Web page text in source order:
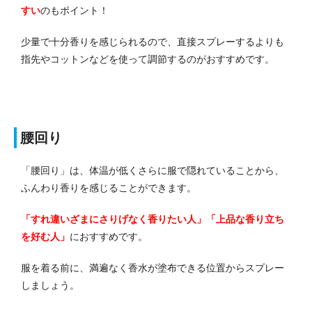
すいのもポイント！
少量で十分香りを感じられるので、直接スプレーするよりも
指先やコットンなどを使って調節するのがおすすめです。
腰回り
「腰回り」は、体温が低くさらに服で隠れていることから、
ふんわり香りを感じることができます。
「すれ違いざまにさりげなく香りたい人」「上品な香り立ち
を好む人」 におすすめです。
服を着る前に、満遍なく香水が塗布できる位置からスプレー
しましょう。